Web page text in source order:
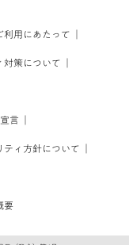
利用にあたって
対策について
言
ティ方針について
要